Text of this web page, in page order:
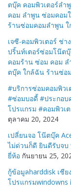
ตบุ๊ค คอมพิวเตอร์ลำ
คอม ลำพูน ซ่อมคอม
ร้านซ่อมคอมลำพูน
เจซี-คอมพิวเตอร์ ช่
ปริ้นท์เตอร์ซ่อมโน๊ต
คอมร้าน ซ่อม คอม
ตบุ๊ค ใกล้ฉัน ร้านซ่อ
#บริการซ่อมคอมพิว
#ซ่อมบอดี้ #ประกอบ
โปรแกรม #คอมพิวเ
ตุลาคม 20, 2024
เปลี่ยนจอ โน๊ตบุ๊ค
ไม่ด่วนก็ดี ยินดีรับจบ
ยี่ห้อ กันยายน 25,
กู้ข้อมูลharddisk เชี
โปรแกรมwindowns